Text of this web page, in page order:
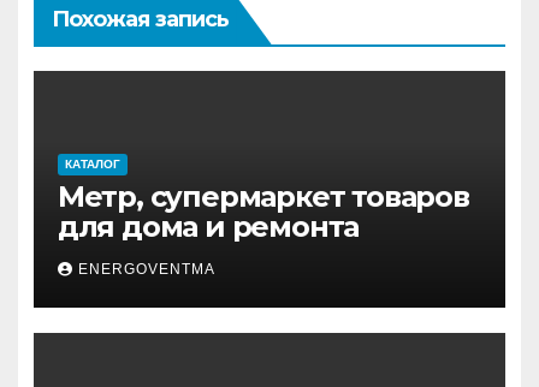
Похожая запись
КАТАЛОГ
Метр, супермаркет товаров
для дома и ремонта
ENERGOVENTMA